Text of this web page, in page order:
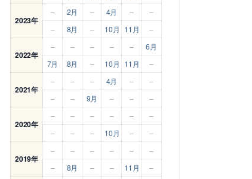
2023年
– 2月 – 4月 –
–
–
8月 – 10月 11月 –
2022年
– – – – –
6月
7月
8月 – 10月 11月 –
2021年
– – – 4月 –
–
–
– 9月 – – –
2020年
– – – – –
–
–
– – 10月 – –
2019年
– – – – –
–
–
8月 – – 11月 –